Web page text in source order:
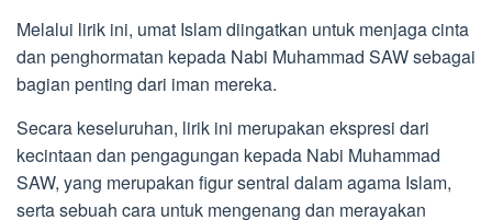
Melalui lirik ini, umat Islam diingatkan untuk menjaga cinta
dan penghormatan kepada Nabi Muhammad SAW sebagai
bagian penting dari iman mereka.
Secara keseluruhan, lirik ini merupakan ekspresi dari
kecintaan dan pengagungan kepada Nabi Muhammad
SAW, yang merupakan figur sentral dalam agama Islam,
serta sebuah cara untuk mengenang dan merayakan